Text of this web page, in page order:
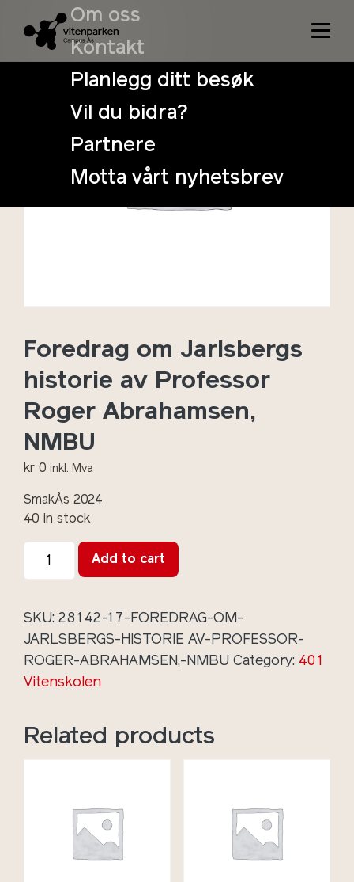
Om oss
Kontakt
Planlegg ditt besøk
Vil du bidra?
Partnere
Motta vårt nyhetsbrev
Foredrag om Jarlsbergs
historie av Professor
Roger Abrahamsen,
NMBU
kr 0 inkl. Mva
SmakÅs 2024
40 in stock
Professor
Roger
Abrahamsen,
NMBU
Add to cart
SKU: 28142-17-FOREDRAG-OM-
JARLSBERGS-HISTORIE AV-PROFESSOR-
ROGER-ABRAHAMSEN,-NMBU Category: 401
Vitenskolen
Related products